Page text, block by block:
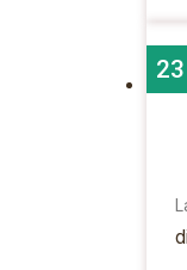
23